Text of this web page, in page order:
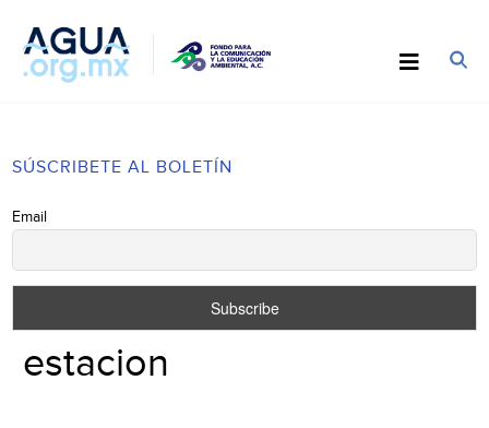
SÚSCRIBETE AL BOLETÍN
Email
estacion